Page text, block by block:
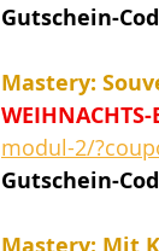
Gutschein-
Mastery:
WEIHNACHTS-
modul-2/
Gutschein-